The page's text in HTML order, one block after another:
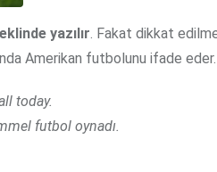
yazılır . Fakat dikkat
Amerikan futbolunu ifade
today.
futbol oynadı.